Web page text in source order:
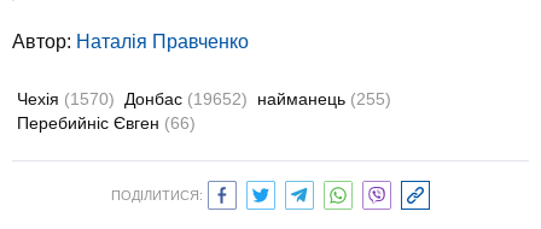
Автор: Наталія Правченко
Чехія (1570) Донбас (19652) найманець (255)
Перебийніс Євген (66)
ПОДІЛИТИСЯ: